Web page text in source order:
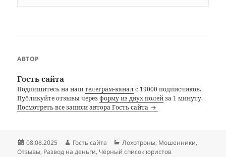
АВТОР
Гость сайта
Подпишитесь на наштелеграм-каналс 19000 подписчиков.
Публикуйте отзывы черезформу из двух полейза 1 минуту.
Посмотреть все записи автора Гость сайта
Опубликовано
08.08.2025 Автор
Гость сайта Рубрики
Лохотроны, Мошенники,
Отзывы, Развод на деньги, Чёрный список юристов